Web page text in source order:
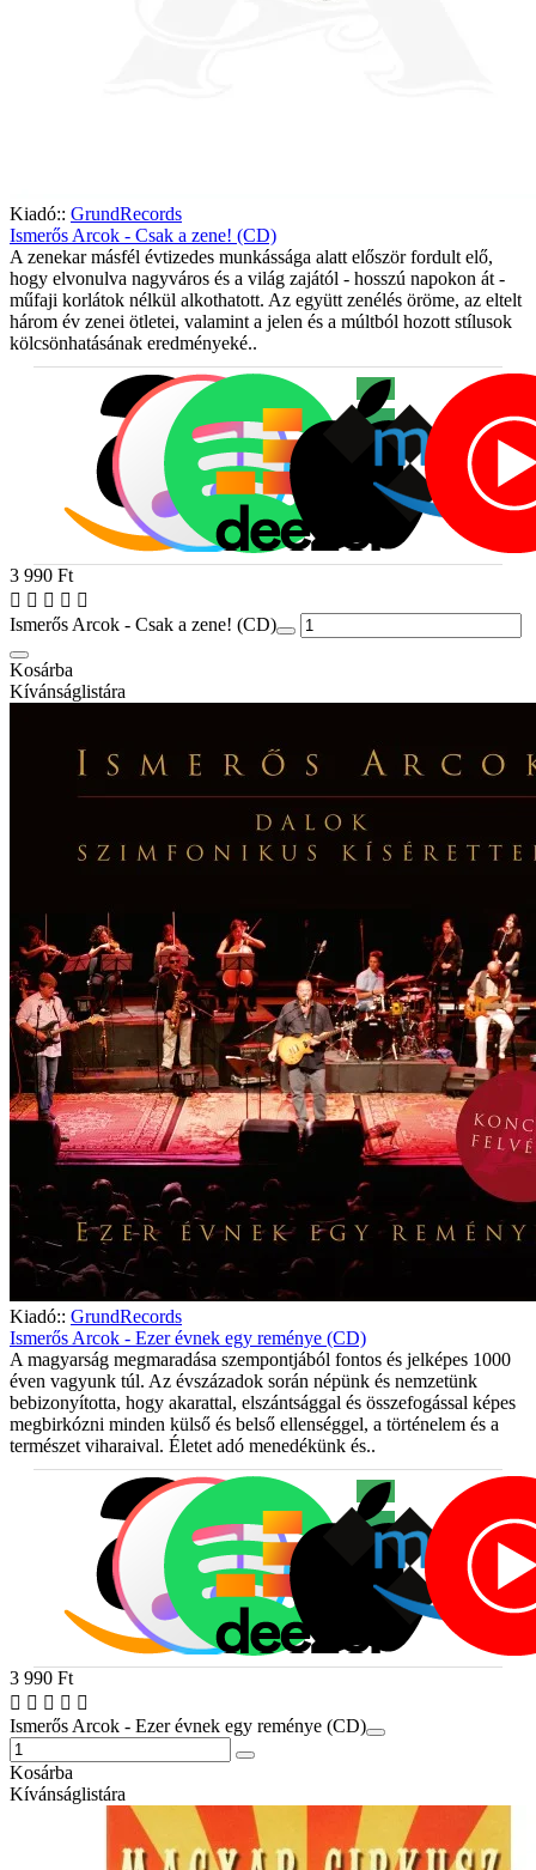
Kiadó:: GrundRecords
Ismerős Arcok - Csak a zene! (CD)
A zenekar másfél évtizedes munkássága alatt először fordult elő,
hogy elvonulva nagyváros és a világ zajától - hosszú napokon át -
műfaji korlátok nélkül alkothatott. Az együtt zenélés öröme, az eltelt
három év zenei ötletei, valamint a jelen és a múltból hozott stílusok
kölcsönhatásának eredményeké..
3 990 Ft
Ismerős Arcok - Csak a zene! (CD)
Kosárba
Kívánságlistára
Kiadó:: GrundRecords
Ismerős Arcok - Ezer évnek egy reménye (CD)
A magyarság megmaradása szempontjából fontos és jelképes 1000
éven vagyunk túl. Az évszázadok során népünk és nemzetünk
bebizonyította, hogy akarattal, elszántsággal és összefogással képes
megbirkózni minden külső és belső ellenséggel, a történelem és a
természet viharaival. Életet adó menedékünk és..
3 990 Ft
Ismerős Arcok - Ezer évnek egy reménye (CD)
Kosárba
Kívánságlistára